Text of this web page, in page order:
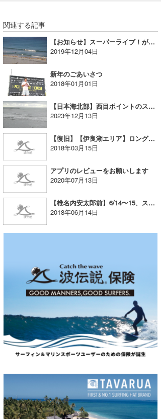
関連する記事
【お知らせ】スーパーライブ！が一定時間無料で見られるようになりました。
2019年12月04日
新年のごあいさつ
2018年01月01日
【日本海北部】西目ポイントのスーパーライブ！映像を追加
2023年12月13日
【復旧】【伊良湖エリア】ロングビーチ スーパーライブ！・定点動画配信再開のお知らせ
2018年03月15日
アプリのレビューをお願いします
2020年07月13日
【椎名内安太郎前】6/14〜15、スーパーライブ！用カメラの交換工事のため一時停止
2018年06月14日
ハンマー
まっきー
三輪予報士
小川予報士
上田純子
唐澤予報士
SancheZ
ゴン
米山予報士
banpaku
chappy
Romisea